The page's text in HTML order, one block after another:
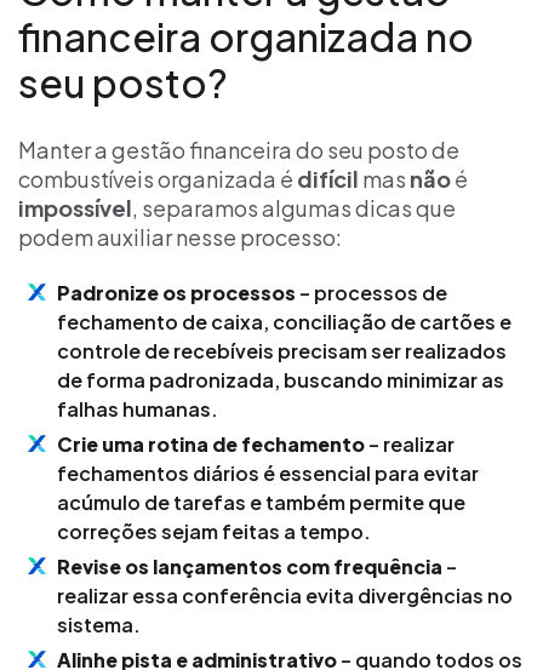
financeira organizada no
seu posto?
Manter a gestão financeira do seu posto de
combustíveis organizada é difícil mas nãoé
impossível, separamos algumas dicas que
podem auxiliar nesse processo:
Padronize os processos – processos de
fechamento de caixa, conciliação de cartões e
controle de recebíveis precisam ser realizados
de forma padronizada, buscando minimizar as
falhas humanas.
Crie uma rotina de fechamento– realizar
fechamentos diários é essencial para evitar
acúmulo de tarefas e também permite que
correções sejam feitas a tempo.
Revise os lançamentos com frequência –
realizar essa conferência evita divergências no
sistema.
Alinhe pista e administrativo– quando todos os